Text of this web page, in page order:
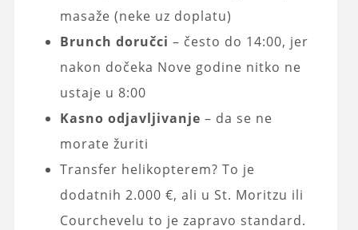
masaže (neke uz doplatu)
Brunch doručci – često do 14:00, jer
nakon dočeka Nove godine nitko ne
ustaje u 8:00
Kasno odjavljivanje – da se ne
morate žuriti
Transfer helikopterem? To je
dodatnih 2.000 €, ali u St. Moritzu ili
Courchevelu to je zapravo standard.